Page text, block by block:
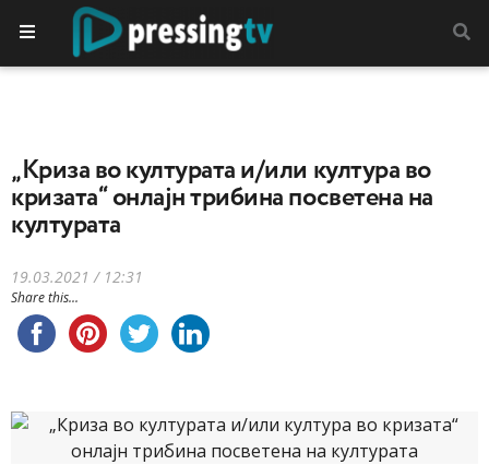
„Криза во културата и/или култура во
кризата“ онлајн трибина посветена на
културата
19.03.2021 / 12:31
Share this...